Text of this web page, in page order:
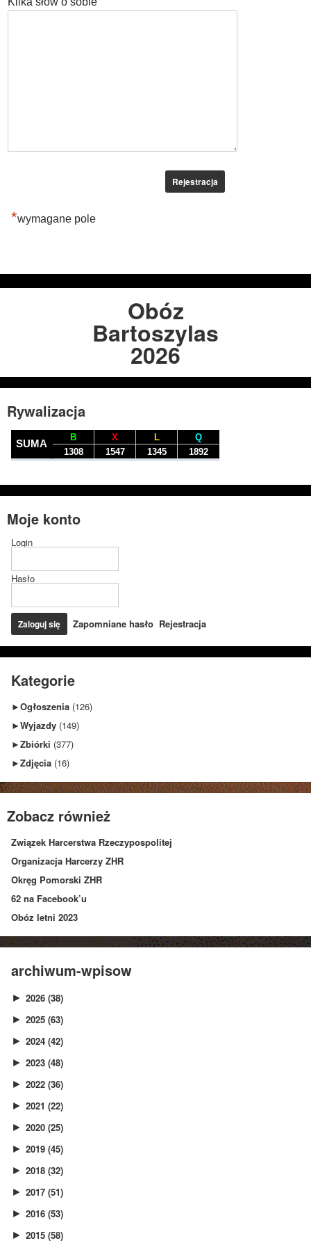
*wymagane pole
Obóz
Bartoszylas
2026
Rywalizacja
Moje konto
Login
Hasło
Zapomniane hasło Rejestracja
Kategorie
►Ogłoszenia (126)
►Wyjazdy (149)
►Zbiórki (377)
►Zdjęcia (16)
Zobacz również
Związek Harcerstwa Rzeczypospolitej
Organizacja Harcerzy ZHR
Okręg Pomorski ZHR
62 na Facebook’u
Obóz letni 2023
archiwum-wpisow
► 2026 (38)
► 2025 (63)
► 2024 (42)
► 2023 (48)
► 2022 (36)
► 2021 (22)
► 2020 (25)
► 2019 (45)
► 2018 (32)
► 2017 (51)
► 2016 (53)
► 2015 (58)